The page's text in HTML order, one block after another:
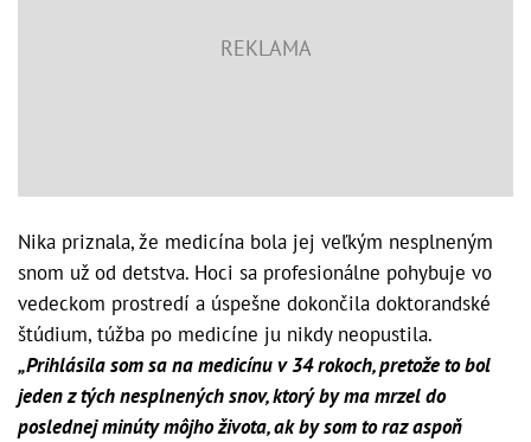
Nika priznala, že medicína bola jej veľkým nesplneným
snom už od detstva. Hoci sa profesionálne pohybuje vo
vedeckom prostredí a úspešne dokončila doktorandské
štúdium, túžba po medicíne ju nikdy neopustila.
„Prihlásila som sa na medicínu v 34 rokoch, pretože to bol
jeden z tých nesplnených snov, ktorý by ma mrzel do
poslednej minúty môjho života, ak by som to raz aspoň